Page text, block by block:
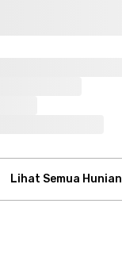
Lihat Semua Hunian